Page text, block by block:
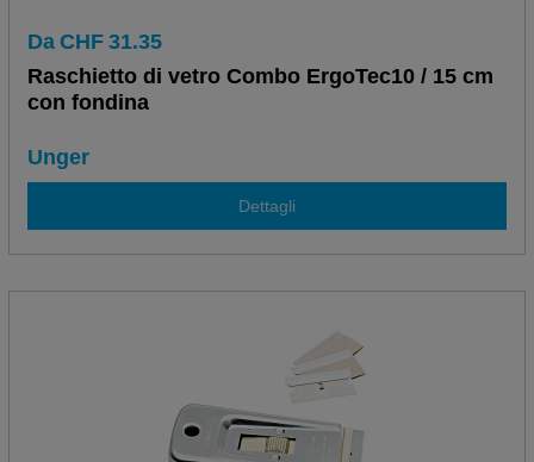
Da CHF 31.35
Raschietto di vetro Combo ErgoTec10 / 15 cm
con fondina
Unger
Dettagli